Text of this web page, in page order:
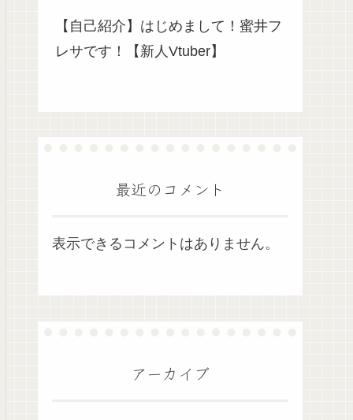
【自己紹介】はじめまして！蜜井フ
レサです！【新人Vtuber】
最近のコメント
表示できるコメントはありません。
アーカイブ